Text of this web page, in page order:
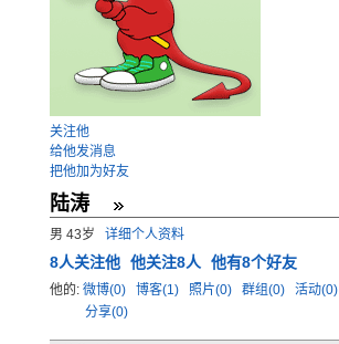
关注他
给他发消息
把他加为好友
陆涛
男 43岁 详细个人资料
8人关注他 他关注8人 他有8个好友
他的: 微博(0) 博客(1) 照片(0) 群组(0) 活动(0)
分享(0)